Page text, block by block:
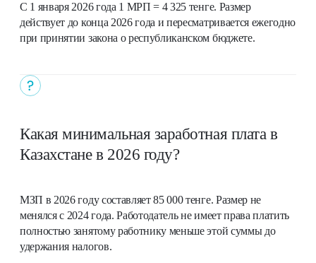
С 1 января 2026 года 1 МРП = 4 325 тенге. Размер
действует до конца 2026 года и пересматривается ежегодно
при принятии закона о республиканском бюджете.
Какая минимальная заработная плата в
Казахстане в 2026 году?
МЗП в 2026 году составляет 85 000 тенге. Размер не
менялся с 2024 года. Работодатель не имеет права платить
полностью занятому работнику меньше этой суммы до
удержания налогов.